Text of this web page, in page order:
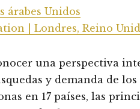
árabes Unidos
| Londres, Reino
una perspectiva
y demanda de
en 17 países, las